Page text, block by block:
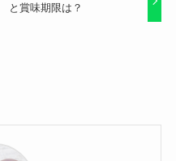
と賞味期限は？